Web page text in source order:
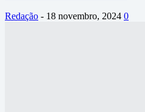
Redação - 18 novembro, 2024 0